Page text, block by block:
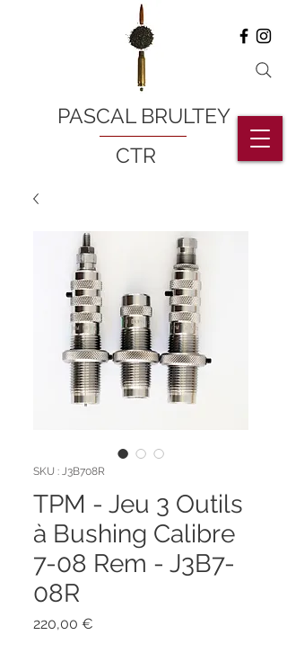
PASCAL BRULTEY
CTR
SKU : J3B708R
TPM - Jeu 3 Outils
à Bushing Calibre
7-08 Rem - J3B7-
08R
220,00 €